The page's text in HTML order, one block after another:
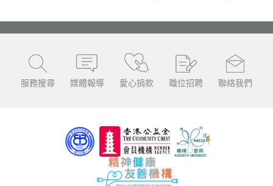
服務搜尋 媒體報導 愛心捐款 職位招聘 聯絡我們